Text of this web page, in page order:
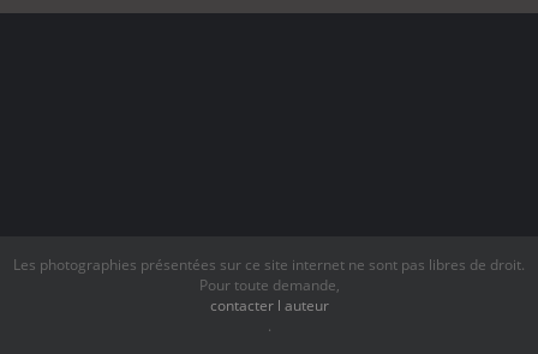
Les photographies présentées sur ce site internet ne sont pas libres de droit.
Pour toute demande,
contacter l auteur
.